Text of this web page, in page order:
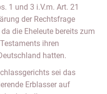
1 und 3 i.V.m. Art. 21
der Rechtsfrage
die Eheleute bereits zum
ihren
hatten.
sei das
Erblasser auf